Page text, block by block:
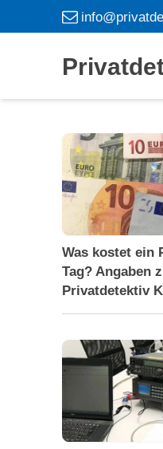
Was kostet ein
Tag? Angaben
Privatdetektiv